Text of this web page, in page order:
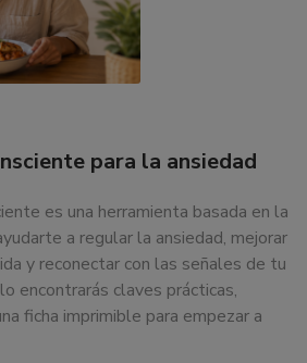
para la ansiedad
es una herramienta basada en la
a regular la ansiedad, mejorar
y reconectar con las señales de tu
encontrarás claves prácticas,
ficha imprimible para empezar a